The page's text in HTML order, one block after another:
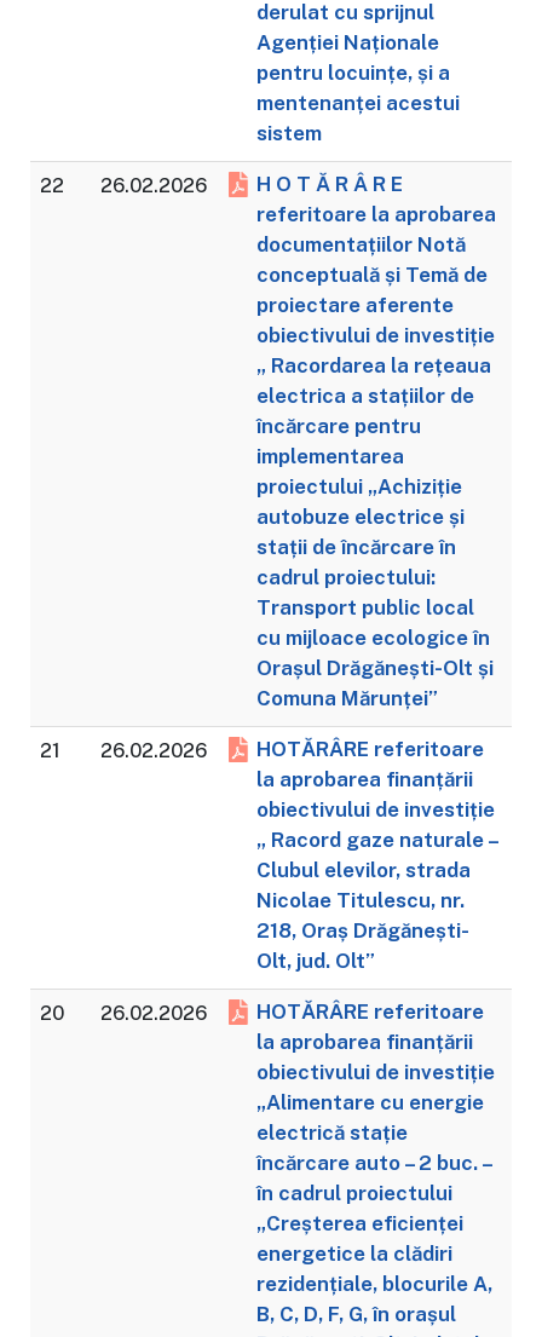
derulat cu sprijnul
Agenției Naționale
pentru locuințe, și a
mentenanței acestui
sistem
22 26.02.2026
H O T Ă R Â R E
referitoare la aprobarea
documentațiilor Notă
conceptuală și Temă de
proiectare aferente
obiectivului de investiție
„ Racordarea la rețeaua
electrica a stațiilor de
încărcare pentru
implementarea
proiectului „Achiziție
autobuze electrice și
stații de încărcare în
cadrul proiectului:
Transport public local
cu mijloace ecologice în
Orașul Drăgănești-Olt și
Comuna Mărunței”
21 26.02.2026
HOTĂRÂRE referitoare
la aprobarea finanțării
obiectivului de investiție
„ Racord gaze naturale –
Clubul elevilor, strada
Nicolae Titulescu, nr.
218, Oraș Drăgănești-
Olt, jud. Olt”
20 26.02.2026
HOTĂRÂRE referitoare
la aprobarea finanțării
obiectivului de investiție
„Alimentare cu energie
electrică stație
încărcare auto – 2 buc. –
în cadrul proiectului
„Creșterea eficienței
energetice la clădiri
rezidențiale, blocurile A,
B, C, D, F, G, în orașul